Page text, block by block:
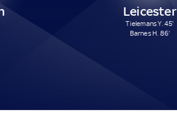
Leicester
Tielemans Y. 45'
Barnes H. 86'